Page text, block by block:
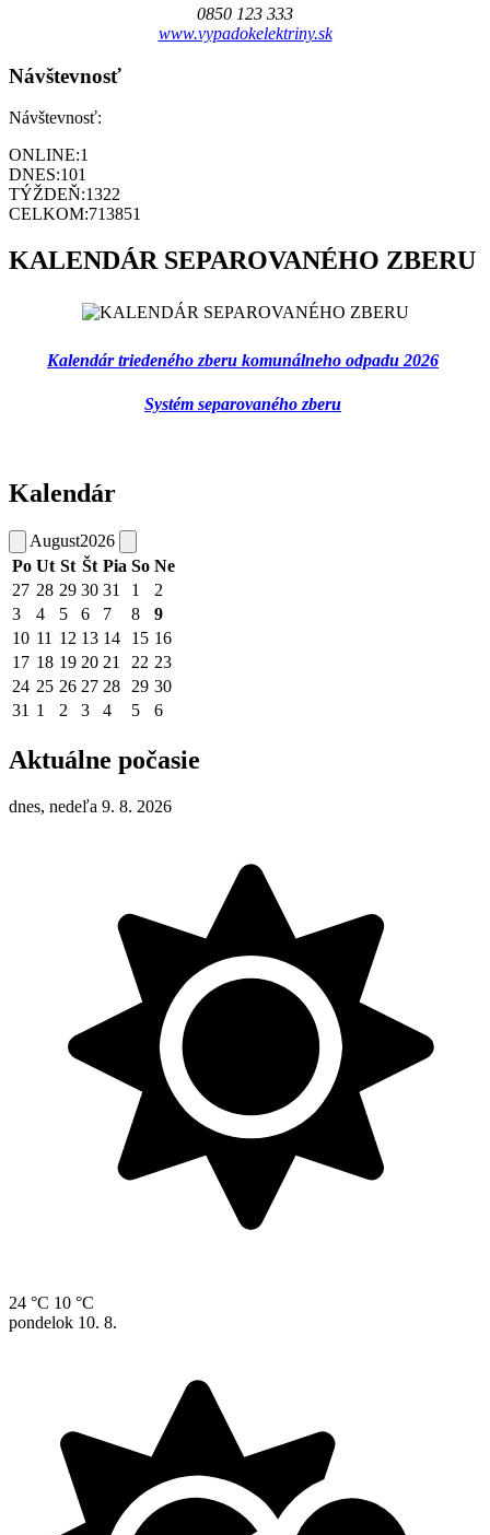
0850 123 333
www.vypadokelektriny.sk
Návštevnosť
Návštevnosť:
ONLINE:1
DNES:101
TÝŽDEŇ:1322
CELKOM:713851
KALENDÁR SEPAROVANÉHO ZBERU
Kalendár triedeného zberu komunálneho odpadu 2026
Systém separovaného zberu
Kalendár
August2026
Po Ut St Št Pia So Ne
27 28 29 30 31 1
2
3
4 5 6 7 8
9
10 11 12 13 14 15 16
17 18 19 20 21 22 23
24 25 26 27 28 29 30
31 1 2 3 4 5 6
Aktuálne počasie
dnes, nedeľa 9. 8. 2026
24 °C 10 °C
pondelok 10. 8.